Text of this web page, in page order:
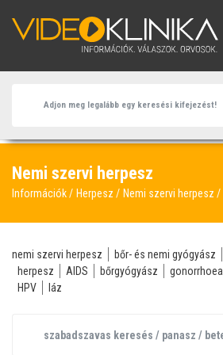
Nemi szervi herpesz
Információk Herpesz Nemi szervi herpesz
nemi szervi herpesz bőr- és nemi gyógyász
herpesz
AIDS bőrgyógyász gonorrhoea
HPV
láz